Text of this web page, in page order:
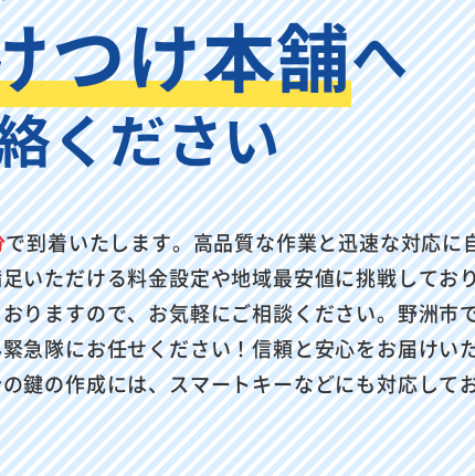
つけ本舗へ
ください
で到着いたします。高品質な作業と迅速な対応に
いただける料金設定や地域最安値に挑戦してお
りますので、お気軽にご相談ください。野洲市
急隊にお任せください！信頼と安心をお届けい
鍵の作成には、スマートキーなどにも対応して